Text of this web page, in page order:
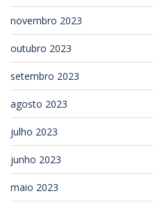
novembro 2023
outubro 2023
setembro 2023
agosto 2023
julho 2023
junho 2023
maio 2023